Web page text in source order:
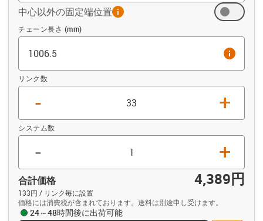
中心以外の固定端位置info
オフセット (mm)
チェーン長さ (mm)
info
リンク数
- +
システム数
- +
合計価格 4,389円
133円 / リンク毎に設置
価格には消費税が含まれております。送料は別途申し受けます。
24～48時間後に出荷可能